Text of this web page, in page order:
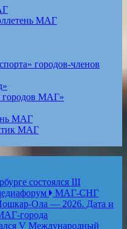
МАГ
городов-членов
городов МАГ»
МАГ
МАГ
состоялся III
МАГ-СНГ
Ола — 2026. Дата и
города
V Международный